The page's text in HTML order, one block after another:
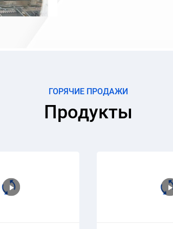
ГОРЯЧИЕ ПРОДАЖИ
Продукты